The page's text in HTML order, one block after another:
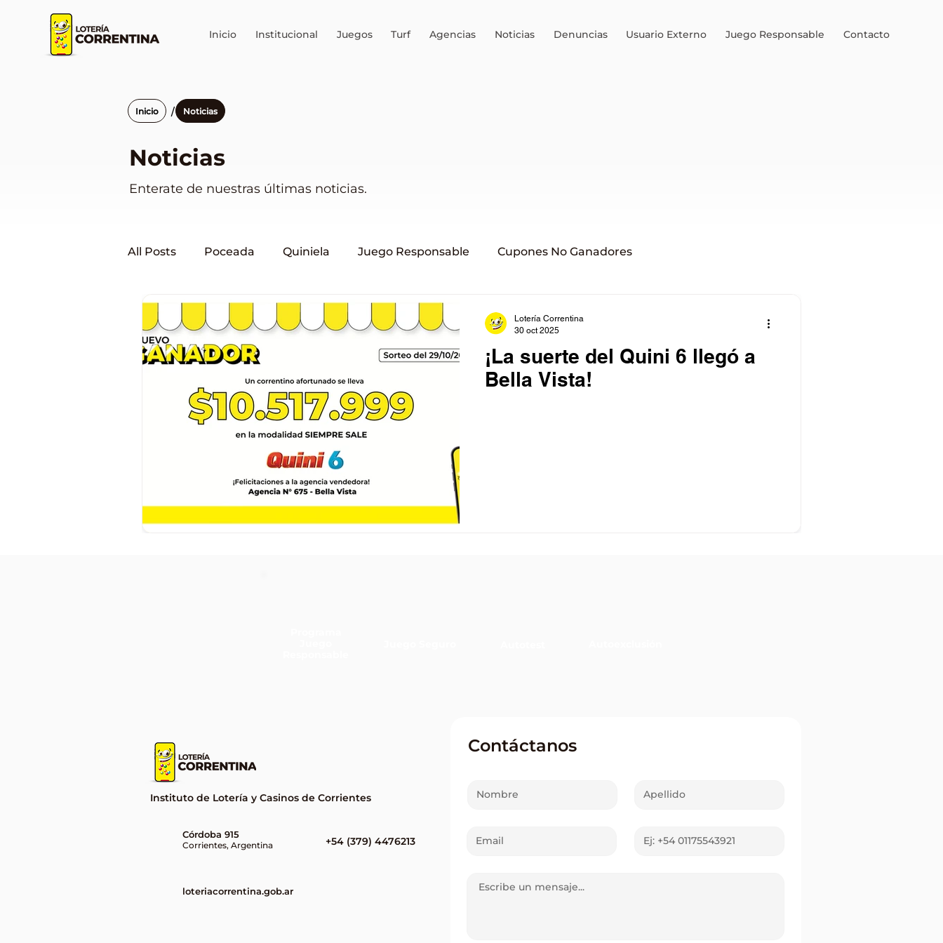
Inicio Institucional Juegos Turf Agencias Noticias Denuncias Usuario Externo Juego Responsable Contacto
Inicio / Noticias
Noticias
Enterate de nuestras últimas noticias.
All Posts Poceada Quiniela Juego Responsable Cupones No Ganadores
Lotería en Corrientes Quini 6 AEJO ALEA
¡La suerte del Quini 6 llegó a
Bella Vista!
Lotería Correntina
30 oct 2025
Instituto de Lotería y Casinos de Corrientes
Córdoba 915
Corrientes, Argentina +54 (379) 4476213
loteriacorrentina.gob.ar
Contáctanos